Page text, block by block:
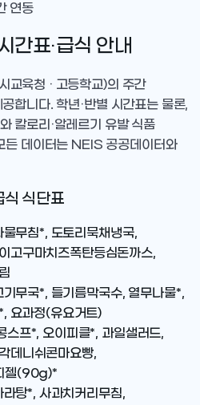
연동
간표·급식 안내
교육청 · 고등학교)의 주간
합니다. 학년·반별 시간표는 물론,
칼로리·알레르기 유발 식품
든 데이터는 NEIS 공공데이터와
식 식단표
무침*, 도토리묵채냉국,
고구마치즈폭탄등심돈까스,
기무국*, 들기름막국수, 열무나물*,
요과정(유요거트)
스프*, 오이피클*, 과일샐러드,
데니쉬콘마요빵,
젤(90g)*
탕*, 사과치커리무침,